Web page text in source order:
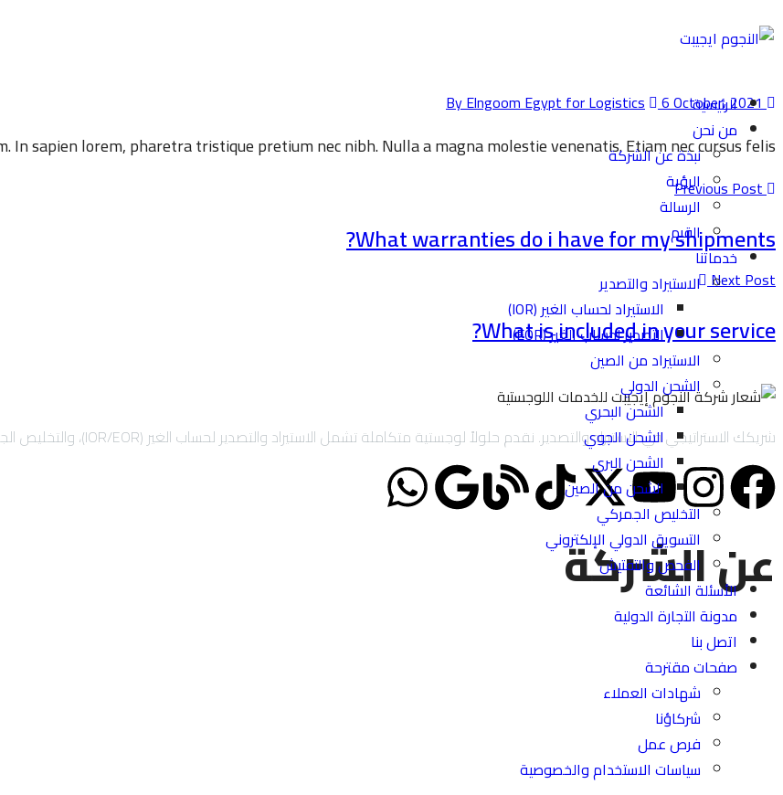
الرئيسية
من نحن
نبذة عن الشركة
الرؤية
الرسالة
القيم
خدماتنا
الاستيراد والتصدير
الاستيراد لحساب الغير (IOR)
التصدير لحساب الغير (EOR)
الاستيراد من الصين
الشحن الدولي
الشحن البحري
الشحن الجوي
الشحن البري
الشحن من الصين
التخليص الجمركي
التسويق الدولي الإلكتروني
الفحص والتفتيش
الأسئلة الشائعة
مدونة التجارة الدولية
اتصل بنا
صفحات مقترحة
شهادات العملاء
شركاؤنا
فرص عمل
سياسات الاستخدام والخصوصية
By Elngoom Egypt for Logistics6 October، 2021
In sapien lorem, pharetra tristique pretium nec nibh. Nulla a magna molestie venenatis. Etiam nec cursus felis.
Previous Post
What warranties do i have for my shipments?
Next Post
What is included in your service?
شريكك الاستراتيجي في الاستيراد والتصدير. نقدم حلولاً لوجستية متكاملة تشمل الاستيراد والتصدير لحساب الغير (IOR/EOR)، والتخليص الجمركي السريع، والشحن الدولي لضمان نمو أعمالك بأمان.
عن الشركة